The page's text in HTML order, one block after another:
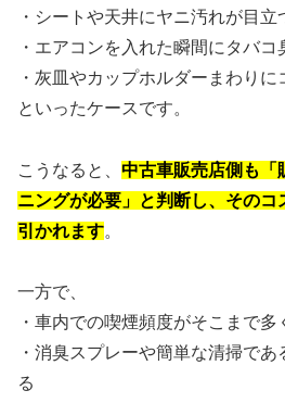
・シートや天井にヤニ汚れが目立
・エアコンを入れた瞬間にタバコ
・灰皿やカップホルダーまわりに
といったケースです。
こうなると、 中古車販売店側も「
ニングが必要」と判断し、そのコ
引かれます。
一方で、
・車内での喫煙頻度がそこまで多
・消臭スプレーや簡単な清掃で
る